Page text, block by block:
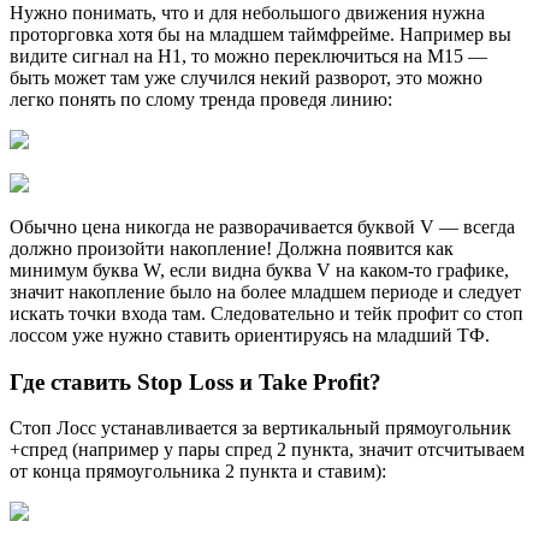
Нужно понимать, что и для небольшого движения нужна
проторговка хотя бы на младшем таймфрейме. Например вы
видите сигнал на H1, то можно переключиться на M15 —
быть может там уже случился некий разворот, это можно
легко понять по слому тренда проведя линию:
Обычно цена никогда не разворачивается буквой V — всегда
должно произойти накопление! Должна появится как
минимум буква W, если видна буква V на каком-то графике,
значит накопление было на более младшем периоде и следует
искать точки входа там. Следовательно и тейк профит со стоп
лоссом уже нужно ставить ориентируясь на младший ТФ.
Где ставить Stop Loss и Take Profit?
Стоп Лосс устанавливается за вертикальный прямоугольник
+спред (например у пары спред 2 пункта, значит отсчитываем
от конца прямоугольника 2 пункта и ставим):